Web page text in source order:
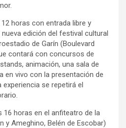
horas con entrada libre y
edición del festival cultural
de Garín (Boulevard
contará con concursos de
animación, una sala de
en vivo con la presentación de
se repetirá el
16 horas en el anfiteatro de la
y Ameghino, Belén de Escobar)